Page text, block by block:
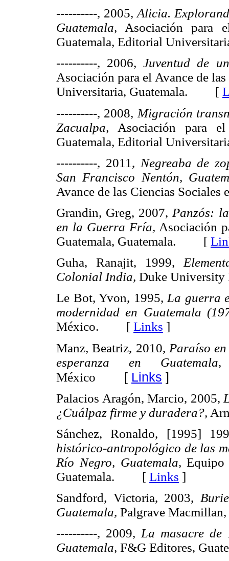
----------, 2005,Alicia.
Guatemala, Asociación para
Guatemala, Editorial
----------, 2006,Juventud de
Asociación para el Avance de
Universitaria, Guatemala. [
----------, 2008, Migración
Zacualpa, Asociación para
Guatemala, Editorial
----------, 2011, Negreaba de
San Francisco Nentón,
Avance de las Ciencias
Grandin, Greg, 2007, Panzós:
en la Guerra Fría, Asociación
Guatemala, Guatemala. [
Guha, Ranajit, 1999,
Colonial India, Duke
Le Bot, Yvon, 1995, La guerra
modernidad en Guatemala
México. [ Links ]
Manz, Beatriz, 2010, Paraíso
esperanza en Guatemala,
México [ Links ]
Palacios Aragón, Marcio, 2005,
¿Cuálpaz firme y duradera?,
Sánchez, Ronaldo, [1995]
histórico-antropológico de las
Río Negro, Guatemala, Equipo
Guatemala. [ Links ]
Sandford, Victoria, 2003,
Guatemala, Palgrave
----------, 2009, La masacre de
Guatemala, F&G Editores,